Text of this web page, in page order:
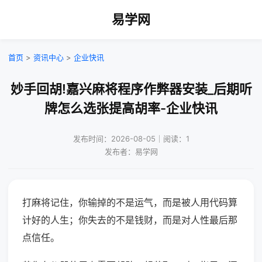
易学网
首页 > 资讯中心 > 企业快讯
妙手回胡!嘉兴麻将程序作弊器安装_后期听
牌怎么选张提高胡率-企业快讯
发布时间：2026-08-05｜阅读：1
发布者：易学网
打麻将记住，你输掉的不是运气，而是被人用代码算
计好的人生；你失去的不是钱财，而是对人性最后那
点信任。